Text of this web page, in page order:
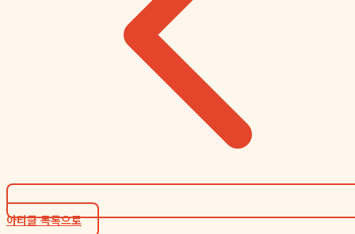
아티클 목록으로